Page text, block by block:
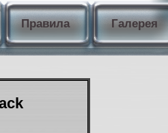
Правила Галерея